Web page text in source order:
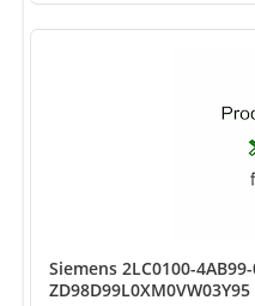
Siemens 2LC0100-
ZD98D99L0XM0VW03Y95